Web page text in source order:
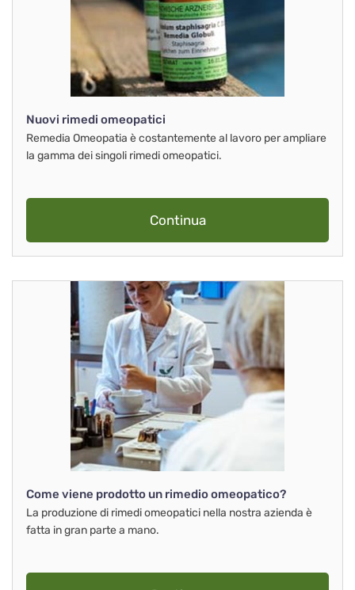
Nuovi rimedi omeopatici
Remedia Omeopatia è costantemente al lavoro per ampliare
la gamma dei singoli rimedi omeopatici.
Continua
Come viene prodotto un rimedio omeopatico?
La produzione di rimedi omeopatici nella nostra azienda è
fatta in gran parte a mano.